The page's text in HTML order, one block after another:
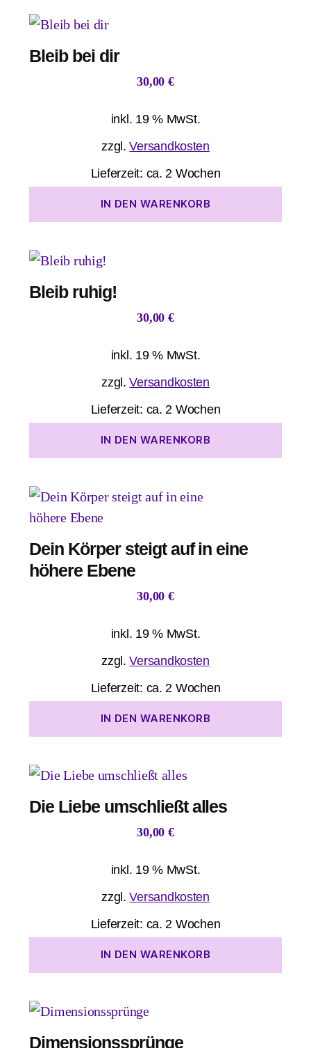
Bleib bei dir
30,00 €
inkl. 19 % MwSt.
zzgl.Versandkosten
Lieferzeit: ca. 2 Wochen
IN DEN WARENKORB
Bleib ruhig!
30,00 €
inkl. 19 % MwSt.
zzgl.Versandkosten
Lieferzeit: ca. 2 Wochen
IN DEN WARENKORB
Dein Körper steigt auf in eine
höhere Ebene
30,00 €
inkl. 19 % MwSt.
zzgl.Versandkosten
Lieferzeit: ca. 2 Wochen
IN DEN WARENKORB
Die Liebe umschließt alles
30,00 €
inkl. 19 % MwSt.
zzgl.Versandkosten
Lieferzeit: ca. 2 Wochen
IN DEN WARENKORB
Dimensionssprünge